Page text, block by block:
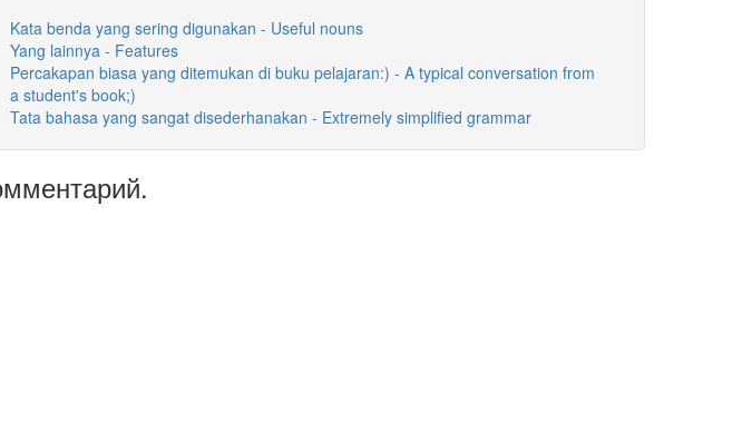
Kata benda yang sering digunakan - Useful nouns
Yang lainnya - Features
Percakapan biasa yang ditemukan di buku pelajaran:) - A typical conversation from
a student's book;)
Tata bahasa yang sangat disederhanakan - Extremely simplified grammar